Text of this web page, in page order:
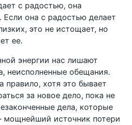
с радостью, она
Если она с радостью делает
это не истощает, но
ее.
энергии нас лишают
неисполненные обещания.
правило, хотя это бывает
за новое дело, пока не
дела, которые
мощнейший источник потери